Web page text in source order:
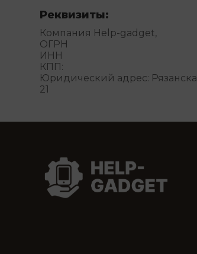
Реквизиты:
Компания Help-gadget,
ОГРН
ИНН
КПП:
Юридический адрес:
21